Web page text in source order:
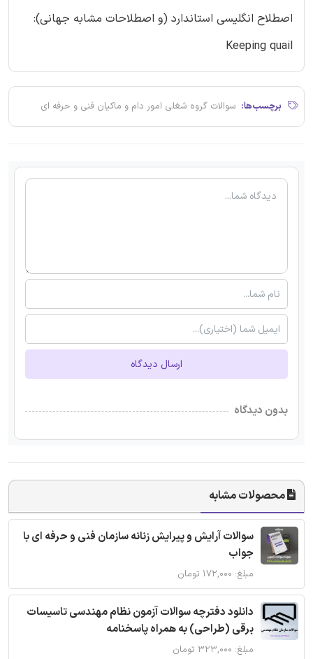
اصطلاح انگلیسی استاندارد (و اصطلاحات مشابه جهانی):
Keeping quail
برچسب‌ها: سوالات گروه شغلی امور دام و ماکیان فنی و حرفه ای
ارسال دیدگاه
بدون دیدگاه
محصولات مشابه
سوالات آرایش و پیرایش زنانه سازمان فنی و حرفه ای با
جواب
مبلغ: ۱۷۲,۰۰۰ تومان
دانلود دفترچه سوالات آزمون نظام مهندسی تاسیسات
برقی (طراحی) به همراه پاسخنامه
مبلغ: ۳۲۳,۰۰۰ تومان